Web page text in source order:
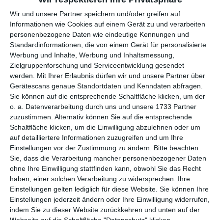
Wir und unsere Partner speichern und/oder greifen auf
Informationen wie Cookies auf einem Gerät zu und verarbeiten
personenbezogene Daten wie eindeutige Kennungen und
Standardinformationen, die von einem Gerät für personalisierte
Werbung und Inhalte, Werbung und Inhaltsmessung,
Zielgruppenforschung und Serviceentwicklung gesendet
werden. Mit Ihrer Erlaubnis dürfen wir und unsere Partner über
Gerätescans genaue Standortdaten und Kenndaten abfragen.
Sie können auf die entsprechende Schaltfläche klicken, um der
o. a. Datenverarbeitung durch uns und unsere 1733 Partner
zuzustimmen. Alternativ können Sie auf die entsprechende
Schaltfläche klicken, um die Einwilligung abzulehnen oder um
auf detailliertere Informationen zuzugreifen und um Ihre
Einstellungen vor der Zustimmung zu ändern. Bitte beachten
Sie, dass die Verarbeitung mancher personenbezogener Daten
ohne Ihre Einwilligung stattfinden kann, obwohl Sie das Recht
haben, einer solchen Verarbeitung zu widersprechen. Ihre
Einstellungen gelten lediglich für diese Website. Sie können Ihre
Einstellungen jederzeit ändern oder Ihre Einwilligung widerrufen,
indem Sie zu dieser Website zurückkehren und unten auf der
per E-Mail (kostenlos)
TEILEN
Facebook, Twitter, WhatsApp, ...
WEITERE KARTEN IN DIESEN
KATEGORIEN ANSEHEN
Freizeit
Urlaub
Jahreszeiten
Sommer